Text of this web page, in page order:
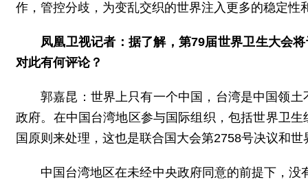
作，管控分歧，为变乱交织的世界注入更多的稳定性
凤凰卫视记者：据了解，第79届世界卫生大会
对此有何评论？
郭嘉昆：世界上只有一个中国，台湾是中国领
政府。在中国台湾地区参与国际组织，包括世界卫
国原则来处理，这也是联合国大会第2758号决议和
中国台湾地区在未经中央政府同意的前提下，